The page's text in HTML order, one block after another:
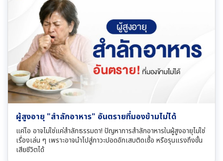
ผู้สูงอายุ "สำลักอาหาร" อันตรายที่มองข้ามไม่ได้
แค่ไอ อาจไม่ใช่แค่สำลักธรรมดา! ปัญหาการสำลักอาหารในผู้สูงอายุไม่ใช่
เรื่องเล่น ๆ เพราะอาจนำไปสู่ภาวะปอดอักเสบติดเชื้อ หรือรุนแรงถึงขั้น
เสียชีวิตได้